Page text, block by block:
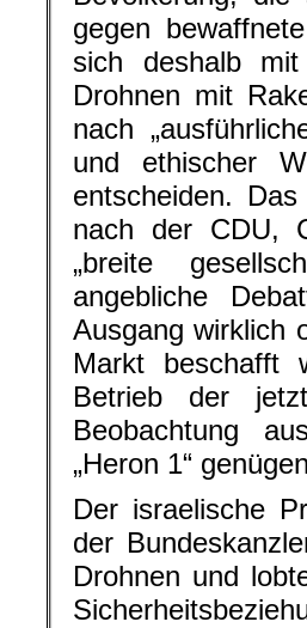
gegen
sich deshalb
Drohnen mit
nach
und ethischer
entscheiden.
nach der CDU,
„breite
angebliche
Ausgang wirklich
Markt beschafft
Betrieb der
Beobachtung
„Heron 1“
Der israelische
der
Drohnen und